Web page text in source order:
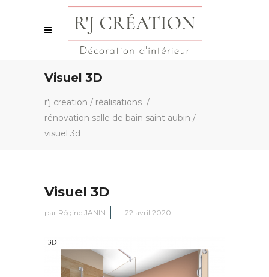
Visuel 3D
r'j creation / réalisations /
rénovation salle de bain saint aubin /
visuel 3d
Visuel 3D
par Régine JANIN 22 avril 2020